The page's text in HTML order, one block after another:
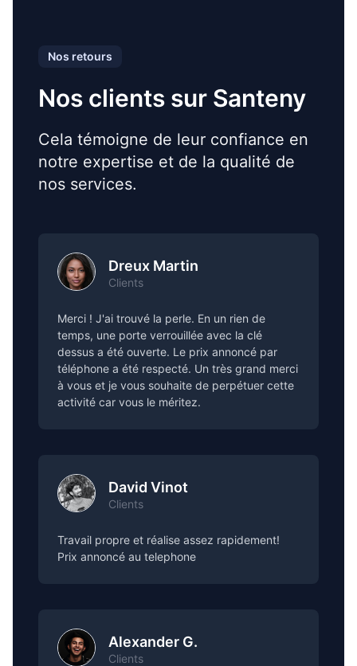
Nos retours
Nos clients sur Santeny
Cela témoigne de leur confiance en
notre expertise et de la qualité de
nos services.
Dreux Martin
Clients
Merci ! J'ai trouvé la perle. En un rien de
temps, une porte verrouillée avec la clé
dessus a été ouverte. Le prix annoncé par
téléphone a été respecté. Un très grand merci
à vous et je vous souhaite de perpétuer cette
activité car vous le méritez.
David Vinot
Clients
Travail propre et réalise assez rapidement!
Prix annoncé au telephone
Alexander G.
Clients